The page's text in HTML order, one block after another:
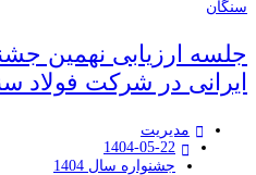
جلسه ارزیابی نهمین
ایرانی در شرکت فولاد
مدیریت
1404-05-22
جشنواره سال 1404